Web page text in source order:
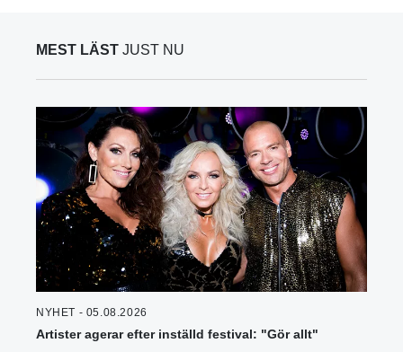
MEST LÄST JUST NU
NYHET - 05.08.2026
Artister agerar efter inställd festival: "Gör allt"